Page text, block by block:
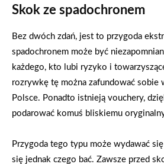
Skok ze spadochronem
Bez dwóch zdań, jest to przygoda
spadochronem może być
każdego, kto lubi ryzyko i
rozrywkę tę można zafundować sobie
Polsce. Ponadto istnieją vouchery,
podarować komuś bliskiemu
Przygoda tego typu może wydawać
się jednak czego bać. Zawsze przed